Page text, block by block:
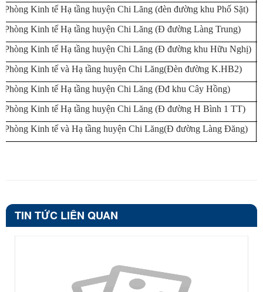
Phòng Kinh tế Hạ tầng huyện Chi Lăng (đèn đường khu Phố Sặt)
Phòng Kinh tế Hạ tầng huyện Chi Lăng (Đ đường Làng Trung)
Phòng Kinh tế Hạ tầng huyện Chi Lăng (Đ đường khu Hữu Nghị)
Phòng Kinh tế và Hạ tầng huyện Chi Lăng(Đèn đường K.HB2)
Phòng Kinh tế Hạ tầng huyện Chi Lăng (Đđ khu Cây Hồng)
Phòng Kinh tế Hạ tầng huyện Chi Lăng (Đ đường H Bình 1 TT)
Phòng Kinh tế và Hạ tầng huyện Chi Lăng(Đ đường Làng Đăng)
TIN TỨC LIÊN QUAN